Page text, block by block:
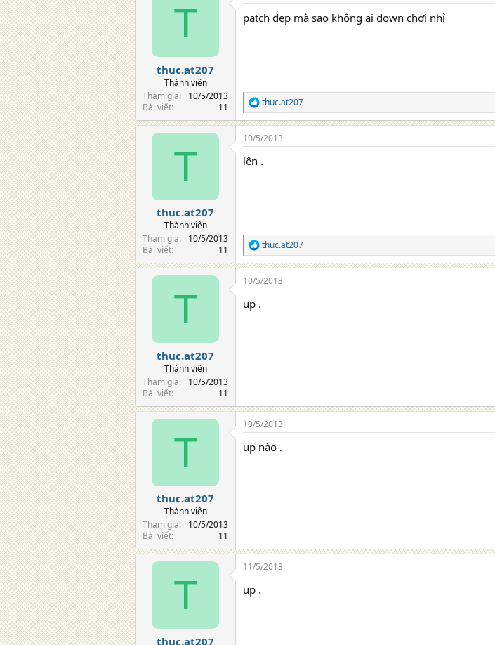
i
T
thuc.at207
Thành viên
Tham gia
10/5/2013
Bài viết
11
patch đẹp mà sao không ai down chơi nhỉ
R
e
a
c
i
thuc.at207
T
thuc.at207
Thành viên
Tham gia
10/5/2013
Bài viết
11
10/5/2013
lên .
R
e
a
c
i
thuc.at207
T
thuc.at207
Thành viên
Tham gia
10/5/2013
Bài viết
11
10/5/2013
up .
T
thuc.at207
Thành viên
Tham gia
10/5/2013
Bài viết
11
10/5/2013
up nào .
T
thuc.at207
11/5/2013
up .